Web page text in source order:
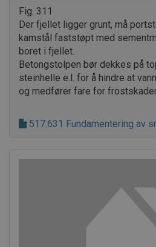
Fig. 311
Der fjellet ligger grunt, må
kamstål faststøpt med
boret i fjellet.
Betongstolpen bør dekkes på
steinhelle e.l. for å hindre at
og medfører fare for
517.631 Fundamentering av